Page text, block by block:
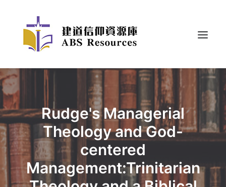
Rudge's Managerial
Theology and God-
centered
Management:Trinitarian